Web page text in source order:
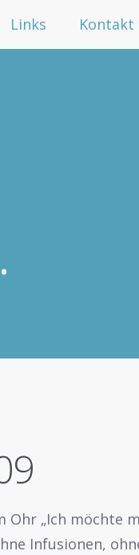
Links Kontakt
„Ich möchte
Infusionen,